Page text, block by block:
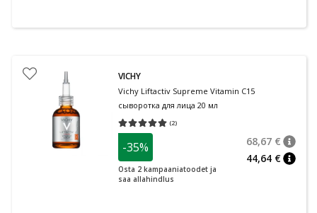
VICHY
Vichy Liftactiv Supreme Vitamin C15
сыворотка для лица 20 мл
(2)
Средняя оценка 5.00
-35%
Osta 2 kampaaniatoodet ja
saa allahindlus
68,67 €
44,64 €